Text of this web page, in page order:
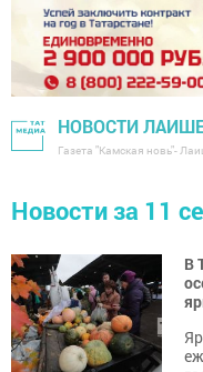
НОВОСТИ
Газета "Камская новь"-
Новости за 11
В